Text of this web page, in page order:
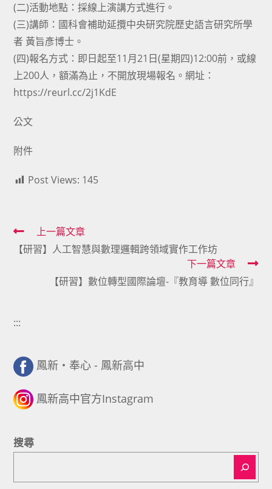
(二)活動地點：採線上演講方式進行。
(三)講師：國科會補助延攬中央研究院歷史語言研究所學
者 黃旨彥博士。
(四)報名方式：即日起至11月21日(星期四)12:00前，或線
上200人，額滿為止，不開放現場報名。網址：
https://reurl.cc/2j1KdE
公文
附件
Post Views: 145
Read
more
上一篇文章
【研習】人工智慧與數理邏輯跨領域實作工作坊
下一篇文章
【研習】數位轉型國際論壇-『教育導 數位同行』
:::
鳳新・奉心 - 鳳新高中
鳳新高中官方Instagram
搜尋